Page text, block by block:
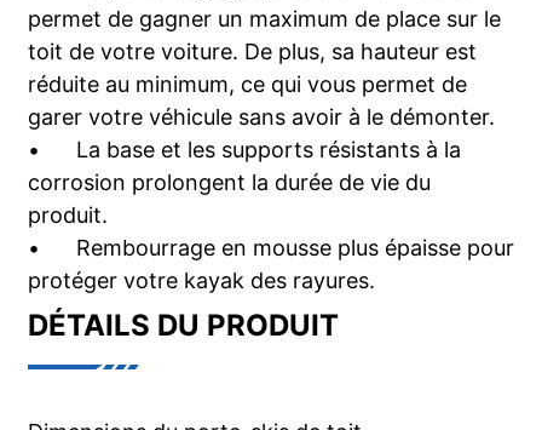
permet de gagner un maximum de place sur le
toit de votre voiture. De plus, sa hauteur est
réduite au minimum, ce qui vous permet de
garer votre véhicule sans avoir à le démonter.
•
La base et les supports résistants à la
corrosion prolongent la durée de vie du
produit.
•
Rembourrage en mousse plus épaisse pour
protéger votre kayak des rayures.
DÉTAILS DU PRODUIT